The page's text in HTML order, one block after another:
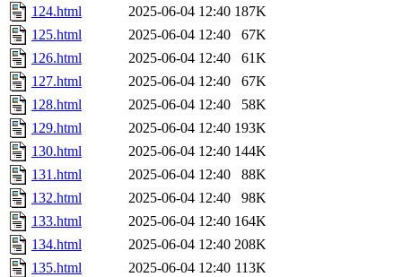
124.html
2025-06-04 12:40 187K
125.html
2025-06-04 12:40
67K
126.html
2025-06-04 12:40
61K
127.html
2025-06-04 12:40
67K
128.html
2025-06-04 12:40
58K
129.html
2025-06-04 12:40 193K
130.html
2025-06-04 12:40 144K
131.html
2025-06-04 12:40
88K
132.html
2025-06-04 12:40
98K
133.html
2025-06-04 12:40 164K
134.html
2025-06-04 12:40 208K
135.html
2025-06-04 12:40 113K